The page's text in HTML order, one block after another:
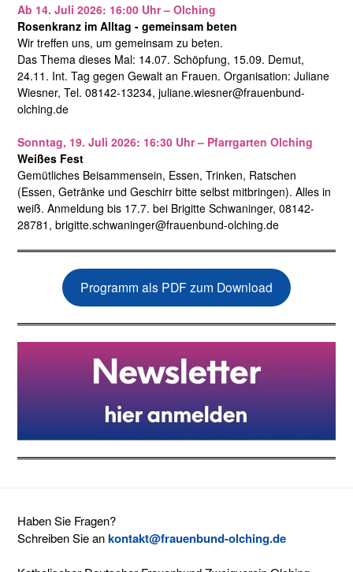
Ab 14. Juli 2026: 16:00 Uhr – Olching
Rosenkranz im Alltag - gemeinsam beten
Wir treffen uns, um gemeinsam zu beten.
Das Thema dieses Mal: 14.07. Schöpfung, 15.09. Demut,
24.11. Int. Tag gegen Gewalt an Frauen. Organisation: Juliane
Wiesner, Tel. 08142-13234, juliane.wiesner@frauenbund-
olching.de
Sonntag, 19. Juli 2026: 16:30 Uhr – Pfarrgarten Olching
Weißes Fest
Gemütliches Beisammensein, Essen, Trinken, Ratschen
(Essen, Getränke und Geschirr bitte selbst mitbringen). Alles in
weiß. Anmeldung bis 17.7. bei Brigitte Schwaninger, 08142-
28781, brigitte.schwaninger@frauenbund-olching.de
Programm als PDF zum Download
Haben Sie Fragen?
Schreiben Sie ankontakt@frauenbund-olching.de